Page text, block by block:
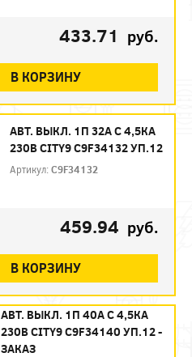
433.71 руб.
В КОРЗИНУ
АВТ. ВЫКЛ. 1П 32А С 4,5КА
230В CITY9 C9F34132 УП.12
Артикул:C9F34132
459.94 руб.
В КОРЗИНУ
АВТ. ВЫКЛ. 1П 40А С 4,5КА
230В CITY9 C9F34140 УП.12 -
ЗАКАЗ